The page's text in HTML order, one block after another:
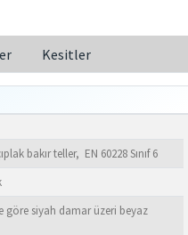
Kesitler
bakır teller, EN 60228 Sınıf 6
göre siyah damar üzeri beyaz